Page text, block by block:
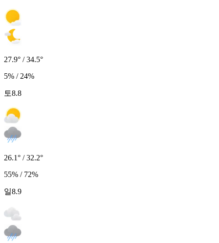
27.9° / 34.5°
5% / 24%
토8.8
26.1° / 32.2°
55% / 72%
일8.9